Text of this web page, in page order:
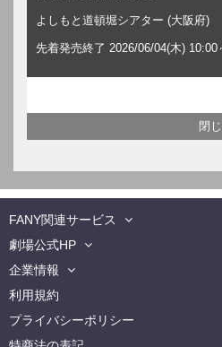
よしもと道頓堀シアター (大阪府)
先着発売終了 2026/06/04(木) 10:00
FANY関連サービス
劇場公式HP
企業情報
利用規約
プライバシーポリシー